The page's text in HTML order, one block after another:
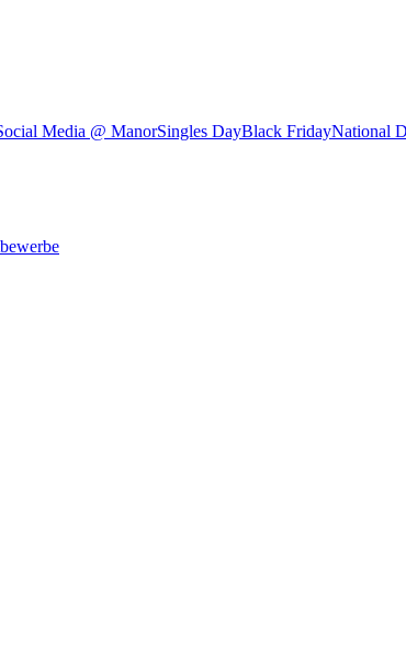
Media @ ManorSingles DayBlack FridayNational